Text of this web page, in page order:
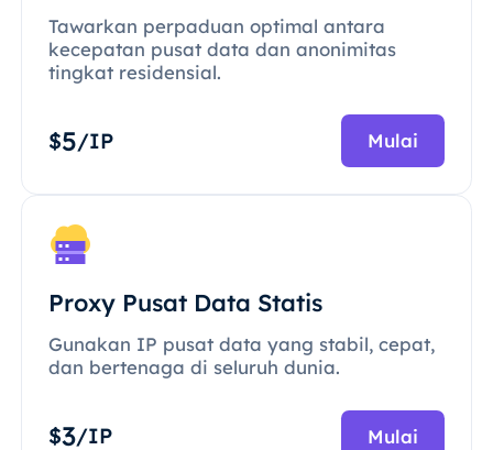
Tawarkan perpaduan optimal antara
kecepatan pusat data dan anonimitas
tingkat residensial.
$5/IP Mulai
Proxy Pusat Data Statis
Gunakan IP pusat data yang stabil, cepat,
dan bertenaga di seluruh dunia.
$3/IP Mulai